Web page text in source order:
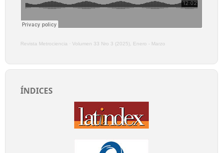
Revista Metrociencia · Volumen 33 Nro 3 (2025), Enero - Marzo
ÍNDICES